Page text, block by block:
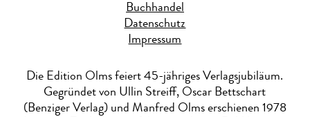
Buchhandel
Datenschutz
Impressum
Die Edition Olms feiert 45-jähriges Verlagsjubiläum.
Gegründet von Ullin Streiff, Oscar Bettschart
(Benziger Verlag) und Manfred Olms erschienen 1978